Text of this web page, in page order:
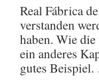
Real Fábrica
verstanden
haben. Wie
ein anderes
gutes